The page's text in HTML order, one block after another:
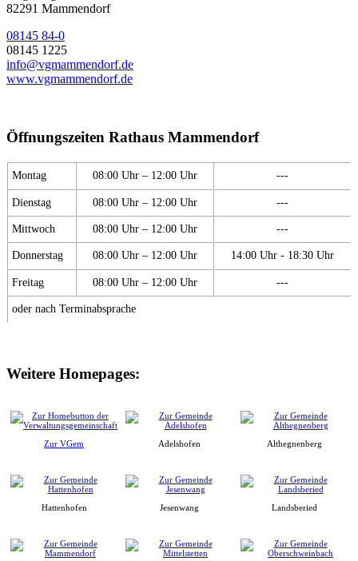
82291 Mammendorf
08145 84-0
08145 1225
info@vgmammendorf.de
www.vgmammendorf.de
Öffnungszeiten Rathaus Mammendorf
Montag 08:00 Uhr – 12:00 Uhr ---
Dienstag 08:00 Uhr – 12:00 Uhr ---
Mittwoch 08:00 Uhr – 12:00 Uhr ---
Donnerstag 08:00 Uhr – 12:00 Uhr 14:00 Uhr - 18:30 Uhr
Freitag 08:00 Uhr – 12:00 Uhr ---
oder nach Terminabsprache
Weitere Homepages:
Zur VGem Adelshofen Althegnenberg
Hattenhofen Jesenwang Landsberied